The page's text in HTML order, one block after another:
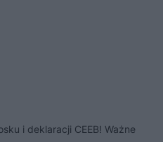
i deklaracji CEEB! Ważne